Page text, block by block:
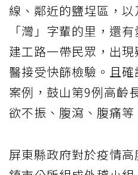
線、鄰近的鹽埕區，
「灣」字輩的里，還
建工路一帶民眾，出
醫接受快篩檢驗。且
案例，鼓山第9例高齡
欲不振、腹瀉、腹痛等
屏東縣政府對於疫情